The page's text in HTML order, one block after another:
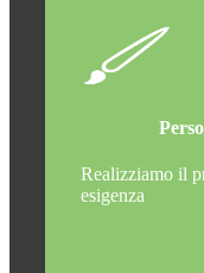
Realizziamo il
esigenza